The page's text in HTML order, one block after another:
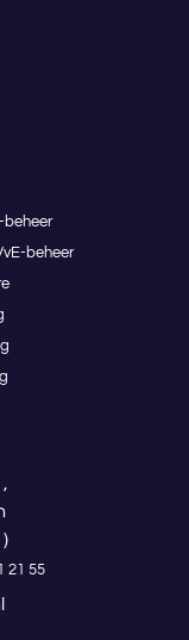
beheer
beheer
21 55